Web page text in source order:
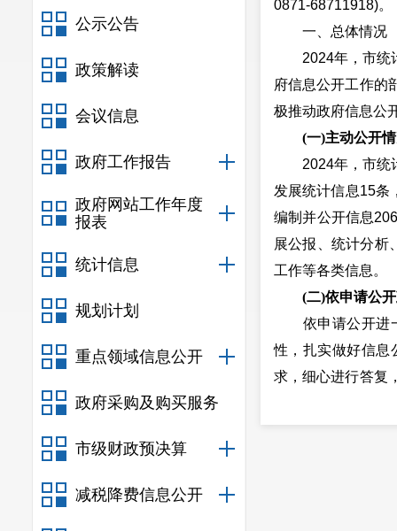
公示公告
政策解读
会议信息
政府工作报告
政府网站工作年度
报表
统计信息
规划计划
重点领域信息公开
政府采购及购买服务
市级财政预决算
减税降费信息公开
0871-68711918)。
一、总体情况
2024年，市统计
府信息公开工作的
极推动政府信息公
(一)主动公开
2024年，市统计
发展统计信息15条
编制并公开信息
展公报、统计分析
工作等各类信息。
(二)依申请公
依申请公开进一
性，扎实做好信息
求，细心进行答复
答复率达100%。